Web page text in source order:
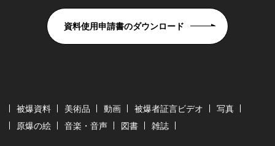
資料使用申請書のダウンロード
被爆資料 美術品 動画 被爆者証言ビデオ
写真
原爆の絵
音楽・音声 図書 雑誌